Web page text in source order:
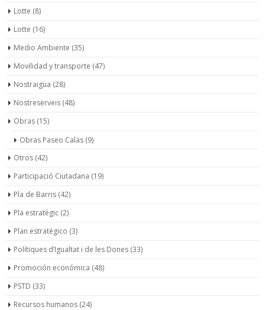
Lotte (8)
Lotte (16)
Medio Ambiente (35)
Movilidad y transporte (47)
Nostraigua (28)
Nostreserveis (48)
Obras (15)
Obras Paseo Calas (9)
Otros (42)
Participació Ciutadana (19)
Pla de Barris (42)
Pla estratègic (2)
Plan estratégico (3)
Polítiques d’Igualtat i de les Dones (33)
Promoción económica (48)
PSTD (33)
Recursos humanos (24)